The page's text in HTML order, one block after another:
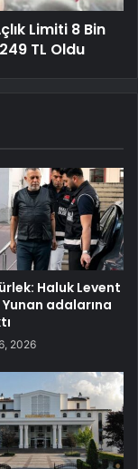
Limiti 8 Bin
TL Oldu
Haluk Levent
adalarına
2026